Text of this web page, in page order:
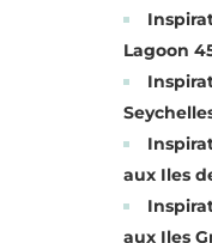
Lagoon
aux Iles
aux Iles